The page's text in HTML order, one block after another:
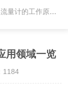
工作原理及应用领域一览
用领域一览
1184